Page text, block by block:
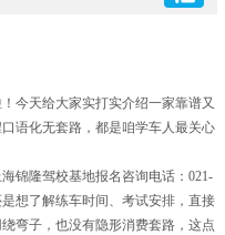
今天给大家实打实介绍一家靠谱又
语化无套路，都是咱学车人最关心
锦隆驾校基地报名咨询电话：021-
想了解练车时间、考试安排，直接
弯子，也没有隐形消费套路，这点